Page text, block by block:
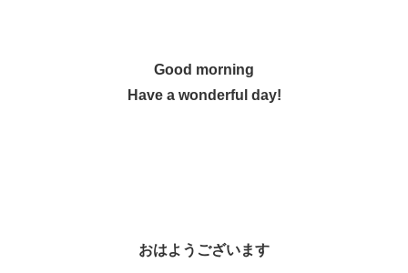
Good morning
Have a wonderful day!
おはようございます